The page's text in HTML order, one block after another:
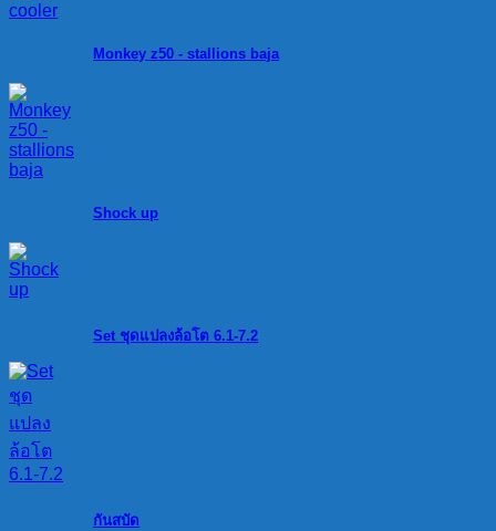
Monkey z50 - stallions baja
Shock up
Set ชุดแปลงล้อโต 6.1-7.2
กันสบัด